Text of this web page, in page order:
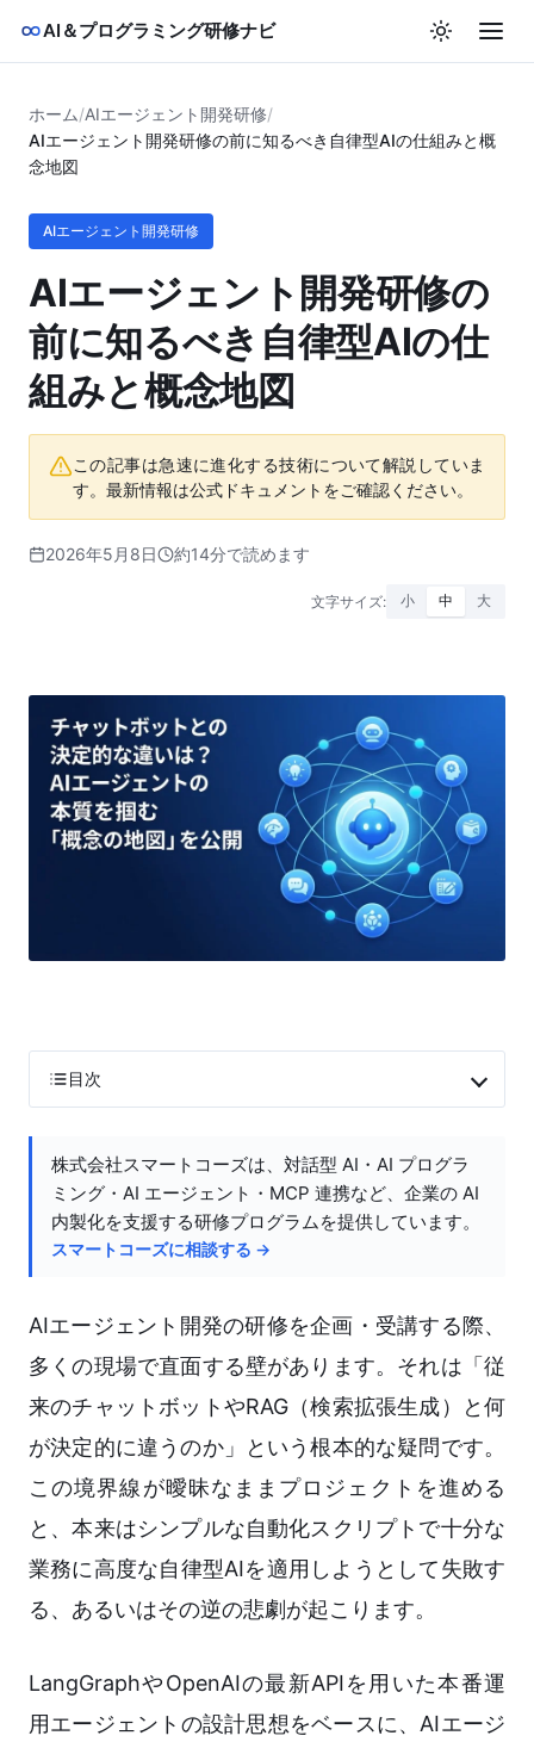
AI＆プログラミング研修ナビ
ホーム/AIエージェント開発研修/
AIエージェント開発研修の前に知るべき自律型AIの仕組みと概
念地図
AIエージェント開発研修
AIエージェント開発研修の
前に知るべき自律型AIの仕
組みと概念地図
この記事は急速に進化する技術について解説していま
す。最新情報は公式ドキュメントをご確認ください。
2026年5月8日 約14分で読めます
文字サイズ: 小 中 大
目次
株式会社スマートコーズは、対話型 AI・AI プログラ
ミング・AI エージェント・MCP 連携など、企業の AI
内製化を支援する研修プログラムを提供しています。
スマートコーズに相談する →
AIエージェント開発の研修を企画・受講する際、
多くの現場で直面する壁があります。それは「従
来のチャットボットやRAG（検索拡張生成）と何
が決定的に違うのか」という根本的な疑問です。
この境界線が曖昧なままプロジェクトを進める
と、本来はシンプルな自動化スクリプトで十分な
業務に高度な自律型AIを適用しようとして失敗す
る、あるいはその逆の悲劇が起こります。
LangGraphやOpenAIの最新APIを用いた本番運
用エージェントの設計思想をベースに、AIエージ